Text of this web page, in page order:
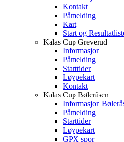
Kontakt
Påmelding
Kart
Start og
Kalas Cup Greverud
Informasjon
Påmelding
Starttider
Løypekart
Kontakt
Kalas Cup Bøleråsen
Informasjon
Påmelding
Starttider
Løypekart
GPX spor